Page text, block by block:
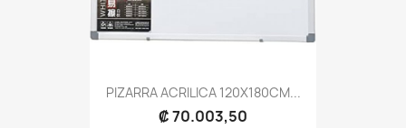
PIZARRA ACRILICA 120X180CM...
₡ 70.003,50